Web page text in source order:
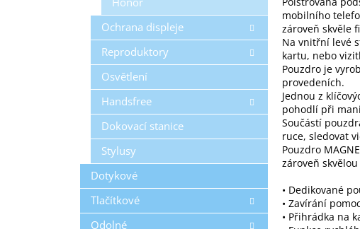
Ochrana displeje
Reproduktory
Osvětlení
Handsfree
Dokovací stanice
Stylusy
Dotykové
Tlačítkové
Odolné
mobilního
zároveň skvěle
Na vnitřní levé
kartu, nebo
Pouzdro je
provedeních.
Jednou z
pohodlí při
Součástí
ruce, sledovat
Pouzdro
zároveň
• Dedikované
• Zavírání
• Přihrádka na